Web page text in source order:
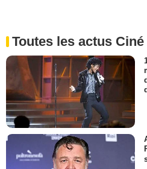
Toutes les actus Ciné